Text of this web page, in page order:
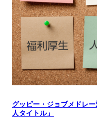
グッピー・ジョブメドレ
人タイトル」